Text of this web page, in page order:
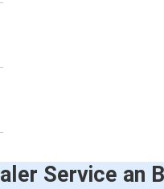
Service an